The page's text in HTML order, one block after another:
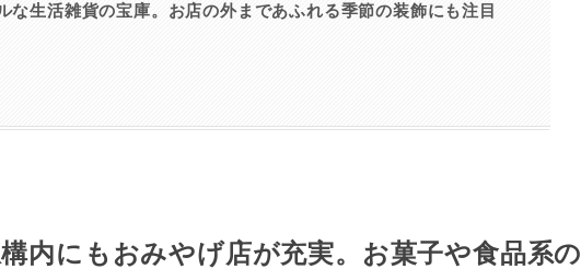
な生活雑貨の宝庫。お店の外まであふれる季節の装飾にも注目
内にもおみやげ店が充実。お菓子や食品系の